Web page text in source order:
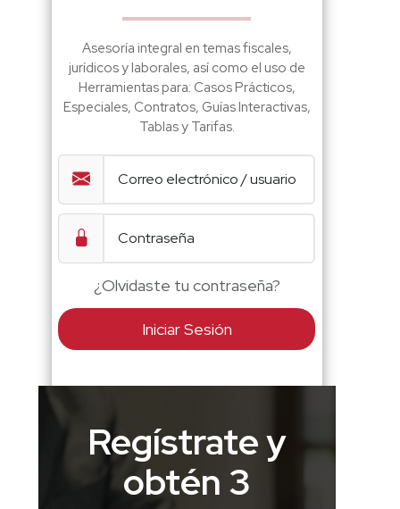
Asesoría integral en temas fiscales,
jurídicos y laborales, así como el uso de
Herramientas para: Casos Prácticos,
Especiales, Contratos, Guías Interactivas,
Tablas y Tarifas.
¿Olvidaste tu contraseña?
Iniciar Sesión
Regístrate y
obtén 3